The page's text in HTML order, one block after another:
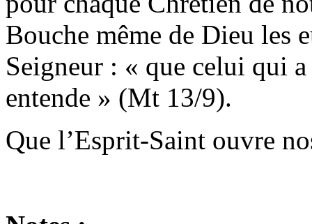
Bouche même de Dieu les
Seigneur : « que celui qui
entende » (Mt 13/9).
Que l’Esprit-Saint ouvre